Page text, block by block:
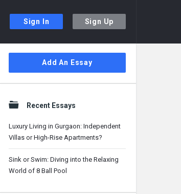
Sign In Sign Up
Sidebar
Add An Essay
Recent Essays
Luxury Living in Gurgaon: Independent
Villas or High-Rise Apartments?
Sink or Swim: Diving into the Relaxing
World of 8 Ball Pool